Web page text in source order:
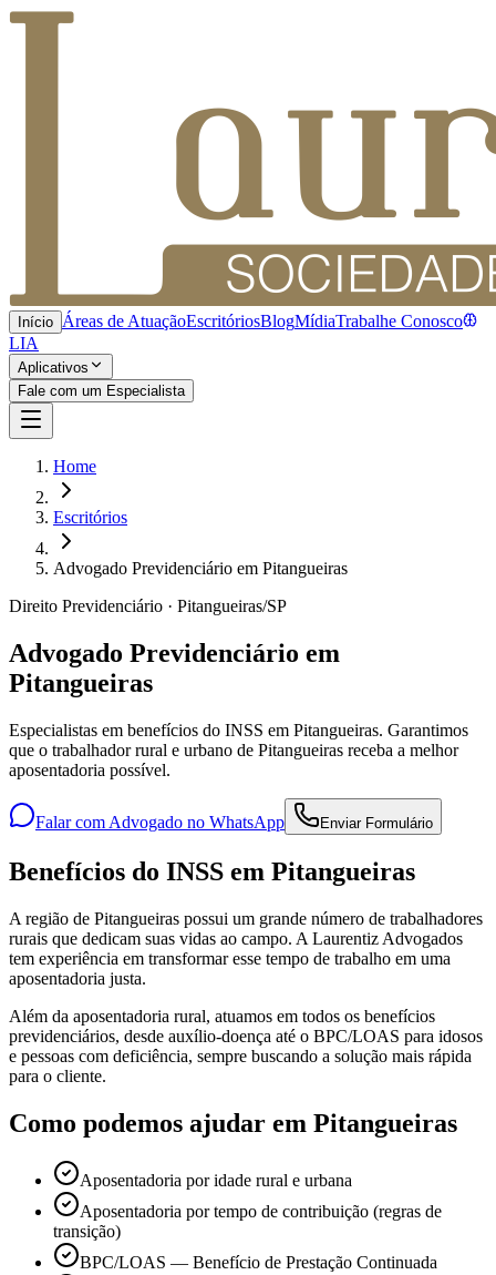
Início Áreas de AtuaçãoEscritóriosBlogMídiaTrabalhe Conosco
LIA
Aplicativos
Fale com um Especialista
Home
Escritórios
Advogado Previdenciário em Pitangueiras
Direito Previdenciário · Pitangueiras/SP
Advogado Previdenciário em
Pitangueiras
Especialistas em benefícios do INSS em Pitangueiras. Garantimos
que o trabalhador rural e urbano de Pitangueiras receba a melhor
aposentadoria possível.
Falar com Advogado no WhatsApp Enviar Formulário
Benefícios do INSS em Pitangueiras
A região de Pitangueiras possui um grande número de trabalhadores
rurais que dedicam suas vidas ao campo. A Laurentiz Advogados
tem experiência em transformar esse tempo de trabalho em uma
aposentadoria justa.
Além da aposentadoria rural, atuamos em todos os benefícios
previdenciários, desde auxílio-doença até o BPC/LOAS para idosos
e pessoas com deficiência, sempre buscando a solução mais rápida
para o cliente.
Como podemos ajudar em Pitangueiras
Aposentadoria por idade rural e urbana
Aposentadoria por tempo de contribuição (regras de
transição)
BPC/LOAS — Benefício de Prestação Continuada